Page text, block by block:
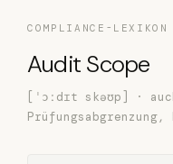
COMPLIANCE-
Audit Scope
[ˈɔːdɪt skəʊp] ·
Prüfungsabgrenzung,